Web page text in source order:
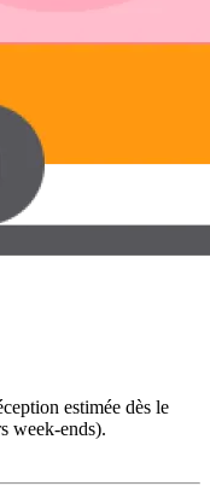
estimée dès le
week-ends).